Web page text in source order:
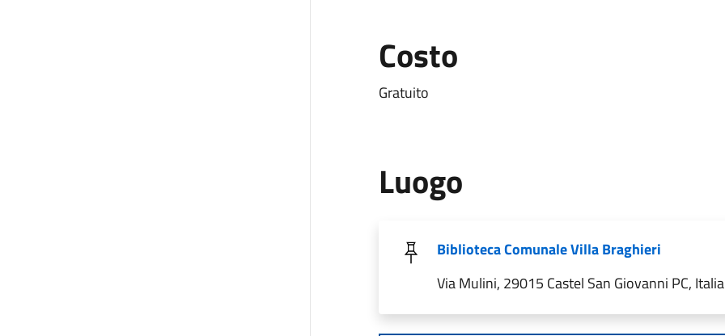
Costo
Gratuito
Luogo
Biblioteca Comunale Villa Braghieri
Via Mulini, 29015 Castel San Giovanni PC, Italia